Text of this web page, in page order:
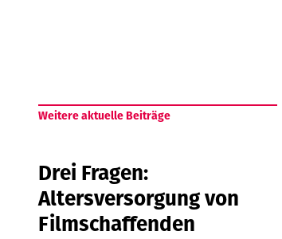
Weitere aktuelle Beiträge
Drei Fragen:
Altersversorgung von
Filmschaffenden